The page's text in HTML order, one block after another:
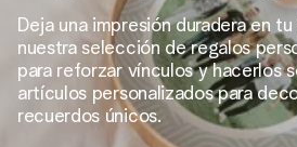
4,5 (basado en +15.000
Nuestros regalos inspiran. Los
Google Reviews.
Deja una impresión duradera en
nuestra selección de regalos
para reforzar vínculos y hacerlos
artículos personalizados para
recuerdos únicos.